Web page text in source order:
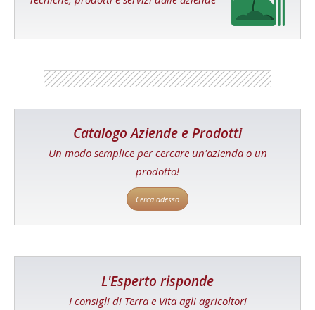
Catalogo Aziende e Prodotti
Un modo semplice per cercare un'azienda o un
prodotto!
Cerca adesso
L'Esperto risponde
I consigli di Terra e Vita agli agricoltori